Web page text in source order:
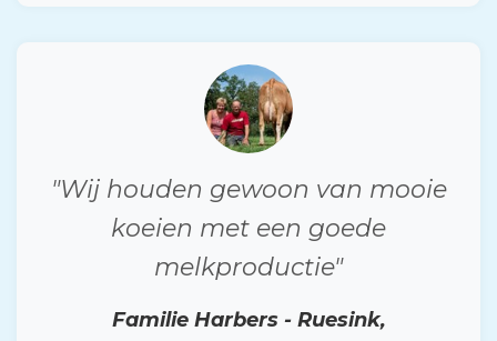
"Wij houden gewoon van mooie
koeien met een goede
melkproductie"
Familie Harbers - Ruesink,